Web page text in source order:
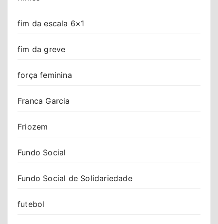
fim da escala 6×1
fim da greve
força feminina
Franca Garcia
Friozem
Fundo Social
Fundo Social de Solidariedade
futebol